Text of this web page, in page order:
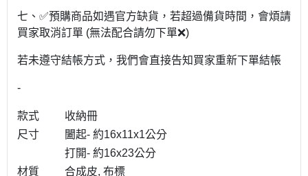
七、✅預購商品如遇官方缺貨，若超過備貨時間，會煩請
買家取消訂單 (無法配合請勿下單❌)
若未遵守結帳方式，我們會直接告知買家重新下單結帳
-
款式
收納冊
尺寸
闔起- 約16x11x1公分
打開- 約16x23公分
材質
合成皮, 布標